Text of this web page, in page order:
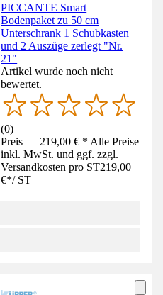
PICCANTE Smart
Bodenpaket zu 50 cm
Unterschrank 1 Schubkasten
und 2 Auszüge zerlegt "Nr.
21"
Artikel wurde noch nicht
bewertet.
(0)
Preis — 219,00 € * Alle Preise
inkl. MwSt. und ggf. zzgl.
Versandkosten pro ST219,00
€*/ ST